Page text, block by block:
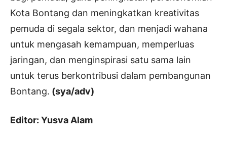
Kota Bontang dan meningkatkan kreativitas
pemuda di segala sektor, dan menjadi wahana
untuk mengasah kemampuan, memperluas
jaringan, dan menginspirasi satu sama lain
untuk terus berkontribusi dalam pembangunan
Bontang. (sya/adv)
Editor: Yusva Alam